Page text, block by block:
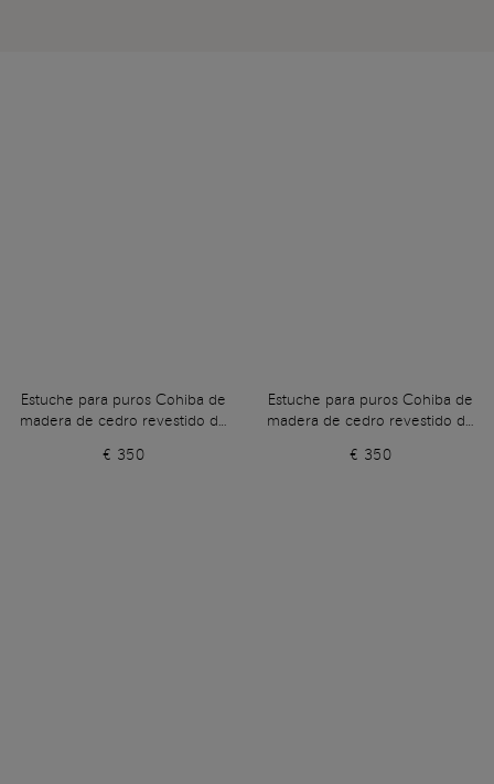
Estuche para puros Cohiba de
madera de cedro revestido de
€ 350
Estuche para puros Cohiba de
madera de cedro revestido de
€ 350